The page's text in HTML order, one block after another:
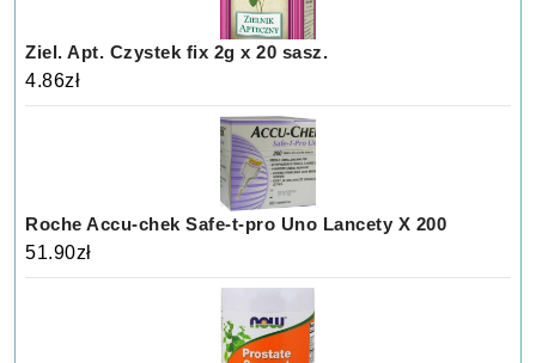
Ziel. Apt. Czystek fix 2g x 20 sasz.
4.86zł
Roche Accu-chek Safe-t-pro Uno Lancety X 200
51.90zł